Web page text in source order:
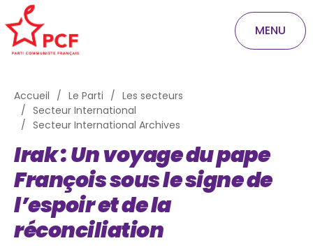
MENU
Accueil Le Parti
Les secteurs
Secteur International
Secteur International Archives
Irak : Un voyage du pape
François sous le signe de
l’espoir et de la
réconciliation